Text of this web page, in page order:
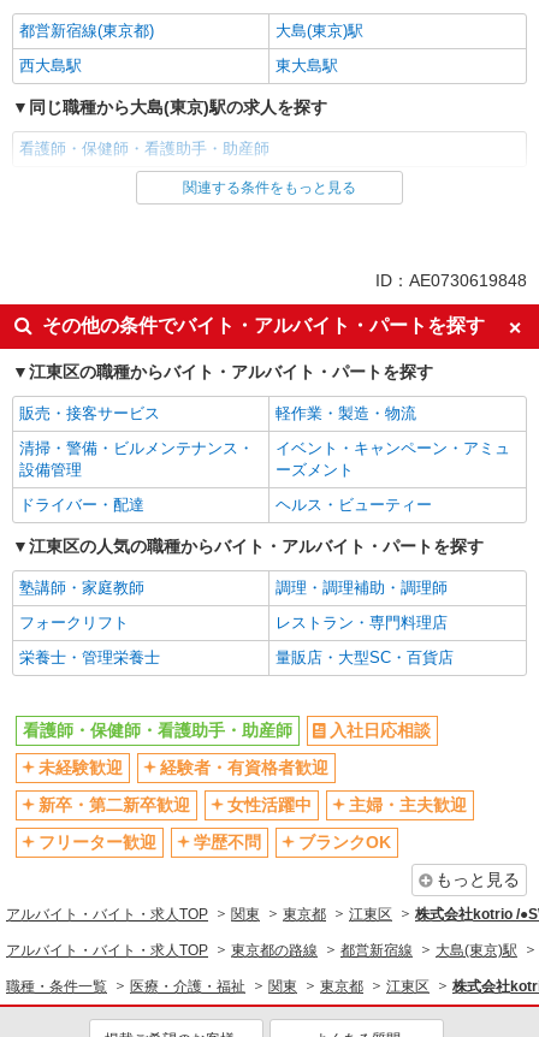
都営新宿線(東京都)
大島(東京)駅
西大島駅
東大島駅
同じ職種から大島(東京)駅の求人を探す
看護師・保健師・看護助手・助産師
同じ雇用形態から大島(東京)駅の求人を探す
入社日応相談
未経験歓迎
経験者・有資格者歓迎
新卒・第二新卒歓迎
女性活躍中
主婦・主夫歓迎
フリーター歓迎
学歴不問
ブランクOK
ミドル（40代～）活躍中
エルダー（50代～）活躍中
シニア（60代～）活躍中
高収入・高額
ボーナス・賞与あり
昇給あり
完全週休2日制
フルタイム歓迎
禁煙・分煙
駅直結・駅チカ
車通勤OK
バイク通勤OK
自転車通勤OK
社会保険あり
産休・育休取得実績あり
退職金・財形貯蓄制度あり
各種手当（家族・役職・インセン
ティブなど）あり
制服貸与
研修制度あり
資格取得支援制度あり
医療・介護・福祉
看護師・保健師・看護助手・助産師
同じ特徴から求人を探す
関連する条件をもっと見る
ID：AE0730619848
その他の条件でバイト・アルバイト・パートを探す
江東区の職種からバイト・アルバイト・パートを探す
販売・接客サービス
軽作業・製造・物流
清掃・警備・ビルメンテナンス・
設備管理
イベント・キャンペーン・アミュ
ーズメント
ドライバー・配達
ヘルス・ビューティー
江東区の人気の職種からバイト・アルバイト・パートを探す
塾講師・家庭教師
調理・調理補助・調理師
フォークリフト
レストラン・専門料理店
栄養士・管理栄養士
量販店・大型SC・百貨店
看護師・保健師・看護助手・助産師
入社日応相談
未経験歓迎
経験者・有資格者歓迎
新卒・第二新卒歓迎
女性活躍中
主婦・主夫歓迎
フリーター歓迎
学歴不問
ブランクOK
もっと見る
アルバイト・バイト・求人TOP 関東 東京都 江東区 株式会社kotrio /
アルバイト・バイト・求人TOP 東京都の路線 都営新宿線 大島(東京)駅
職種・条件一覧 医療・介護・福祉 関東 東京都 江東区 株式会社